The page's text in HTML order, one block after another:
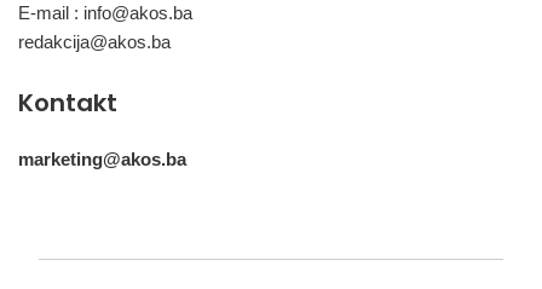
E-mail : info@akos.ba
redakcija@akos.ba
Kontakt
marketing@akos.ba